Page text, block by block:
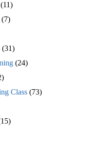
(31)
(24)
Class(73)